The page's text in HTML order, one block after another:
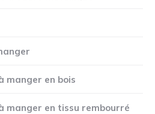
manger en bois
manger en tissu rembourré